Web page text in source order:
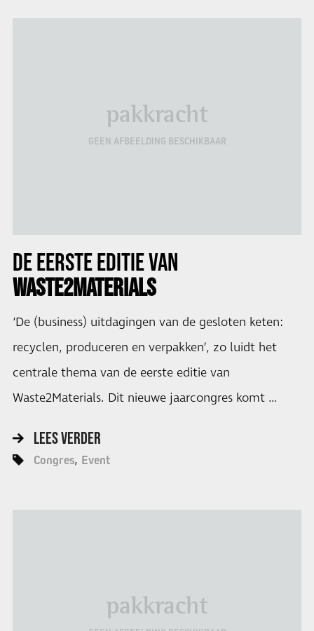
pakkracht
GEEN AFBEELDING BESCHIKBAAR
DEEERSTE EDITIEVAN
WASTE2MATERIALS
‘De (business) uitdagingen van de gesloten keten:
recyclen, produceren en verpakken’, zo luidt het
centrale thema van de eerste editie van
Waste2Materials. Dit nieuwe jaarcongres komt …
LEES VERDER
Congres Event
pakkracht